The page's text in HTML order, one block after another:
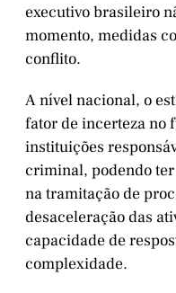
executivo brasileiro
momento, medidas
conflito.
A nível nacional, o
fator de incerteza no
instituições
criminal, podendo
na tramitação de
desaceleração das
capacidade de
complexidade.